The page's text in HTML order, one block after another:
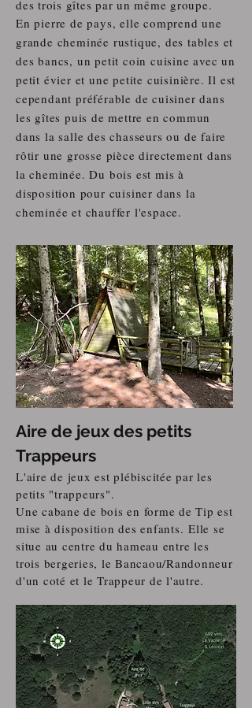
des trois gîtes par un même groupe.
En pierre de pays, elle comprend une
grande cheminée rustique, des tables et
des bancs, un petit coin cuisine avec un
petit évier et une petite cuisinière. Il est
cependant préférable de cuisiner dans
les gîtes puis de mettre en commun
dans la salle des chasseurs ou de faire
rôtir une grosse pièce directement dans
la cheminée. Du bois est mis à
disposition pour cuisiner dans la
cheminée et chauffer l'espace.
Aire de jeux des petits
Trappeurs
L'aire de jeux est plébiscitée par les
petits "trappeurs".
Une cabane de bois en forme de Tip est
mise à disposition des enfants. Elle se
situe au centre du hameau entre les
trois bergeries, le Bancaou/Randonneur
d'un coté et le Trappeur de l'autre.